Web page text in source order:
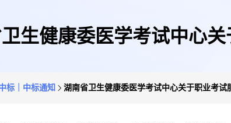
生健康委医学考试中心
标｜中标通知 湖南省卫生健康委医学考试中心关于职业考